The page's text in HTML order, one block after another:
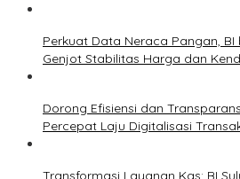
Perkuat Data Neraca Pangan,
Genjot Stabilitas Harga dan
Dorong Efisiensi dan
Percepat Laju Digitalisasi
Transformasi Layanan Kas: BI